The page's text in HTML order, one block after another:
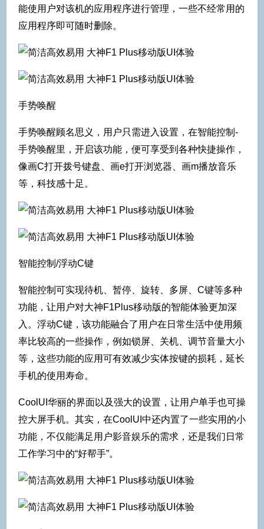
能使用户对该机的应用程序进行管理，一些不经常用的
应用程序即可随时删除。
手势唤醒
手势唤醒顾名思义，用户只需进入设置，在智能控制-
手势唤醒里，开启该功能，便可享受到各种快捷操作，
像画C打开拨号键盘、画e打开浏览器、画m播放音乐
等，科技感十足。
智能控制/浮动C键
智能控制可实现待机、暂停、旋转、多屏、C键等多种
功能，让用户对大神F1Plus移动版的智能体验更加深
入。浮动C键，该功能融合了用户在日常生活中使用频
率比较高的一些操作，例如锁屏、关机、调节音量大小
等，这些功能的应用可有效减少实体按键的损耗，延长
手机的使用寿命。
CoolUI华丽的界面以及强大的设置，让用户单手也可操
控大屏手机。其实，在CoolUI中还内置了一些实用的小
功能，不仅能满足用户影音娱乐的需求，还是我们日常
工作学习中的“好帮手”。